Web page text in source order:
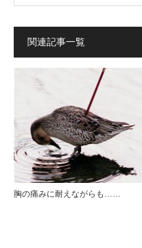
関連記事一覧
胸の痛みに耐えながらも……